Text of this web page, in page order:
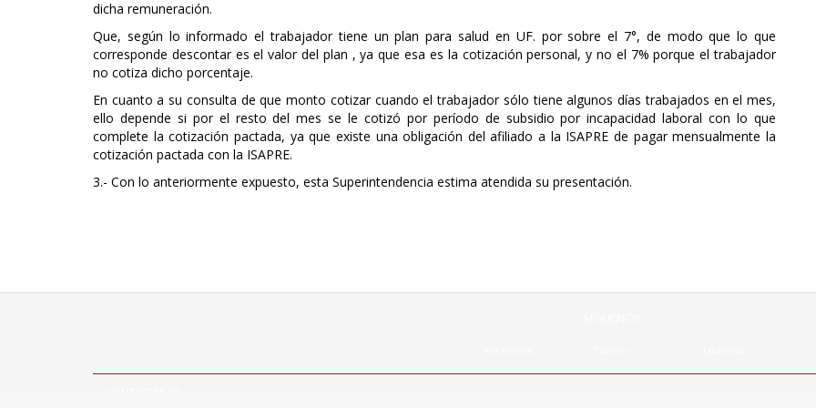
dicha remuneración.
Que, según lo informado el trabajador tiene un plan para salud en UF. por sobre el 7°, de modo que lo que
corresponde descontar es el valor del plan , ya que esa es la cotización personal, y no el 7% porque el trabajador
no cotiza dicho porcentaje.
En cuanto a su consulta de que monto cotizar cuando el trabajador sólo tiene algunos días trabajados en el mes,
ello depende si por el resto del mes se le cotizó por período de subsidio por incapacidad laboral con lo que
complete la cotización pactada, ya que existe una obligación del afiliado a la ISAPRE de pagar mensualmente la
cotización pactada con la ISAPRE.
3.- Con lo anteriormente expuesto, esta Superintendencia estima atendida su presentación.